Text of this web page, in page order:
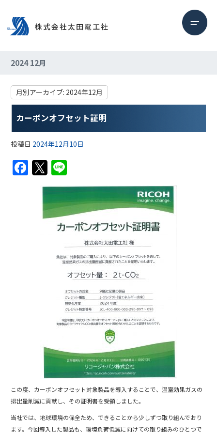
2024 12月
月別アーカイブ: 2024年12月
カーボンオフセット証明
投稿日 2024年12月10日
F
a
T
w
itt
er
n
e
この度、カーボンオフセット対象製品を導入することで、温室効果ガスの
排出量削減に貢献し、その証明書を受領しました。
当社では、地球環境の保全ため、できることから少しずつ取り組んでおり
ます。今回導入した製品も、環境負荷低減に向けての取り組みのひとつで